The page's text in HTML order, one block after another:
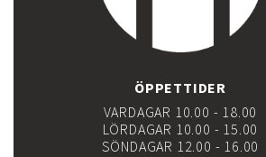
ÖPPETTIDER
VARDAGAR 10.00 - 18.00
LÖRDAGAR 10.00 - 15.00
SÖNDAGAR 12.00 - 16.00